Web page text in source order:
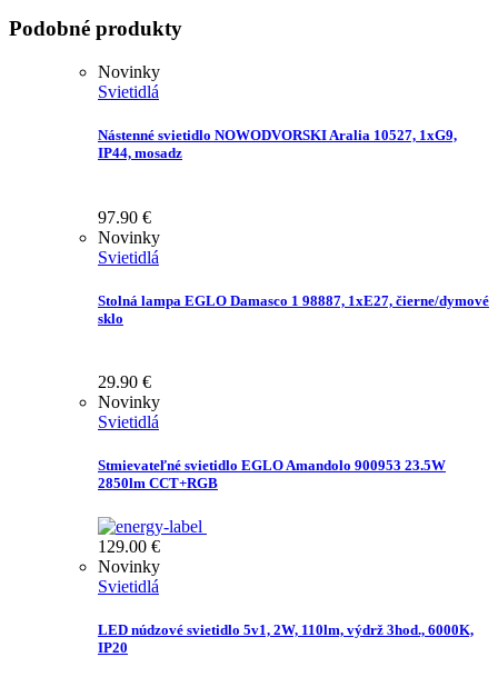
Podobné produkty
Novinky
Svietidlá
Nástenné svietidlo NOWODVORSKI Aralia 10527, 1xG9,
IP44, mosadz
97.90 €
Novinky
Svietidlá
Stolná lampa EGLO Damasco 1 98887, 1xE27, čierne/dymové
sklo
29.90 €
Novinky
Svietidlá
Stmievateľné svietidlo EGLO Amandolo 900953 23.5W
2850lm CCT+RGB
129.00 €
Novinky
Svietidlá
LED núdzové svietidlo 5v1, 2W, 110lm, výdrž 3hod., 6000K,
IP20